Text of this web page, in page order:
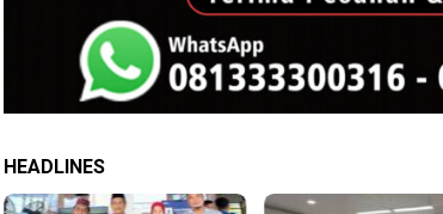
HEADLINES